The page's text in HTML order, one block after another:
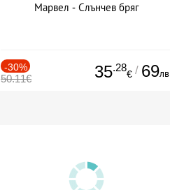
Марвел - Слънчев бряг
-30%
50.11€ 35.28
€ / 69лв.